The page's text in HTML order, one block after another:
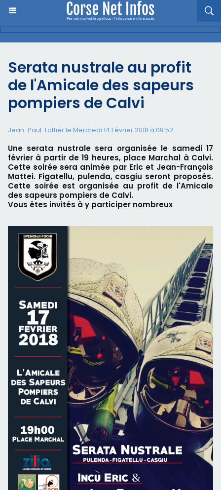
Serata nustrale au profit
de l'Amicale des sapeurs
pompiers de Calvi
Jean-Paul-Lottier le Mercredi 14 Février 2018 à 09:52
Une serata nustrale sera organisée le samedi 17
février à partir de 19 heures, place Marchal à Calvi.
Cette soirée sera animée par Eric et Jean-François
Mattei. Figatellu, pulenda, casgiu seront proposés.
Cette soirée est organisée au profit de l'Amicale
des sapeurs pompiers de Calvi.
Vous êtes invités à y participer nombreux